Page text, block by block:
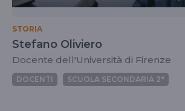
STORIA
Stefano Oliviero
Docente dell'Università di Firenze
DOCENTI SCUOLA SECONDARIA 2°